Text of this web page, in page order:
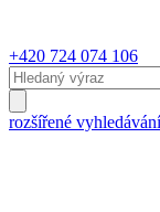
+420 724 074 106
rozšířené vyhledávání